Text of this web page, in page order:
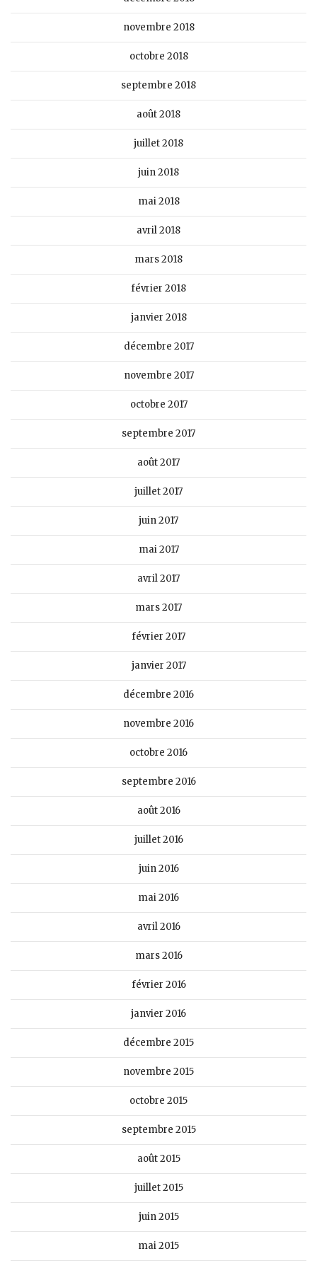
novembre 2018
octobre 2018
septembre 2018
août 2018
juillet 2018
juin 2018
mai 2018
avril 2018
mars 2018
février 2018
janvier 2018
décembre 2017
novembre 2017
octobre 2017
septembre 2017
août 2017
juillet 2017
juin 2017
mai 2017
avril 2017
mars 2017
février 2017
janvier 2017
décembre 2016
novembre 2016
octobre 2016
septembre 2016
août 2016
juillet 2016
juin 2016
mai 2016
avril 2016
mars 2016
février 2016
janvier 2016
décembre 2015
novembre 2015
octobre 2015
septembre 2015
août 2015
juillet 2015
juin 2015
mai 2015